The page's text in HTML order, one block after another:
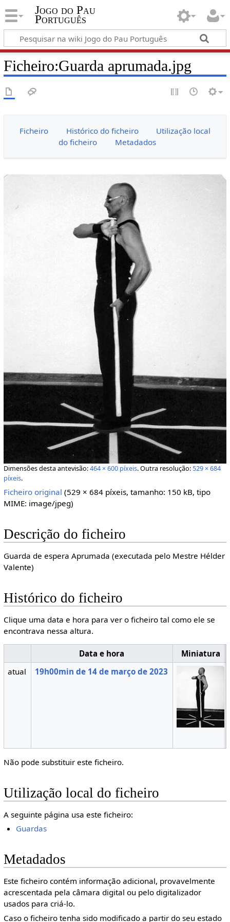
Jogo do Pau
Português
Ficheiro:Guarda aprumada.jpg
Ficheiro Histórico do ficheiro
Utilização local
do ficheiro
Metadados
Dimensões desta antevisão:464 × 600 píxeis.Outra resolução:529 × 684
píxeis.
Ficheiro original (529 × 684 píxeis, tamanho: 150 kB, tipo
MIME: image/jpeg)
Descrição do ficheiro
Guarda de espera Aprumada (executada pelo Mestre Hélder
Valente)
Histórico do ficheiro
Clique uma data e hora para ver o ficheiro tal como ele se
encontrava nessa altura.
Data e hora
Miniatura
atual
19h00min de 14 de março de 2023
Não pode substituir este ficheiro.
Utilização local do ficheiro
A seguinte página usa este ficheiro:
Guardas
Metadados
Este ficheiro contém informação adicional, provavelmente
acrescentada pela câmara digital ou pelo digitalizador
usados para criá-lo.
Caso o ficheiro tenha sido modificado a partir do seu estado